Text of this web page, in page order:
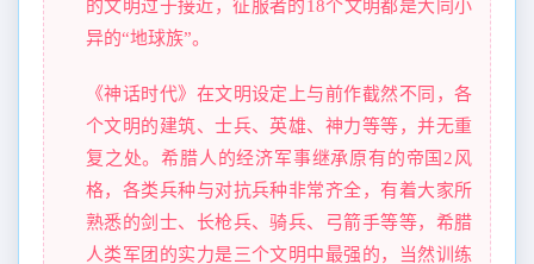
的文明过于接近，征服者的18个文明都是大同小
异的“地球族”。
《神话时代》在文明设定上与前作截然不同，各
个文明的建筑、士兵、英雄、神力等等，并无重
复之处。希腊人的经济军事继承原有的帝国2风
格，各类兵种与对抗兵种非常齐全，有着大家所
熟悉的剑士、长枪兵、骑兵、弓箭手等等，希腊
人类军团的实力是三个文明中最强的，当然训练